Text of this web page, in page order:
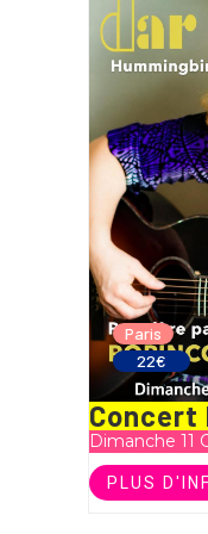
Paris
22€
Concert
Dimanche 11
PLUS